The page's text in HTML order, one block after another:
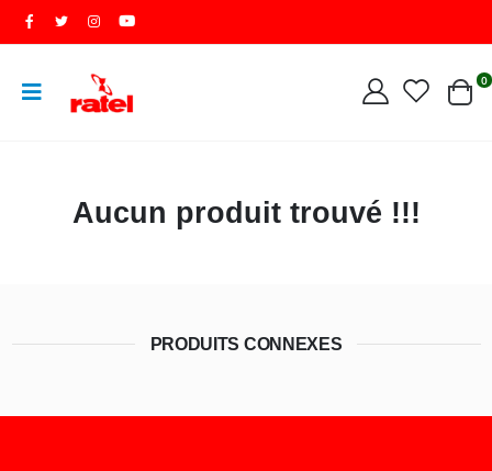
0
Aucun produit trouvé !!!
PRODUITS CONNEXES